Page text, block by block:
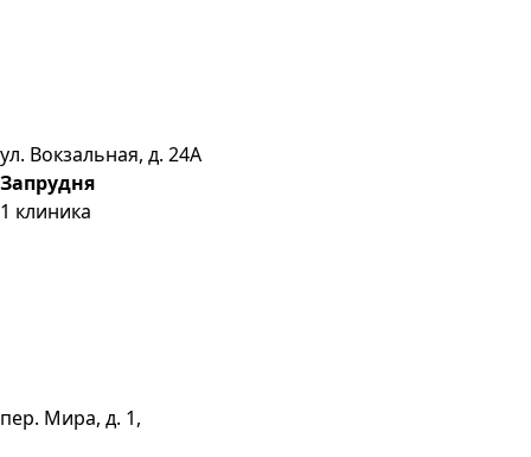
ул. Вокзальная, д. 24А
Запрудня
1 клиника
пер. Мира, д. 1,